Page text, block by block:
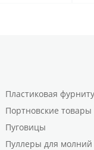
Пластиковая
Портновские товары
Пуговицы
Пуллеры для молний